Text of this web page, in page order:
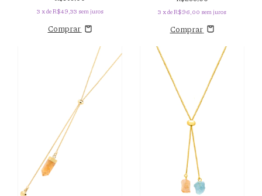
3 x deR$49,33 sem juros
Comprar
3 x deR$96,00 sem juros
Comprar